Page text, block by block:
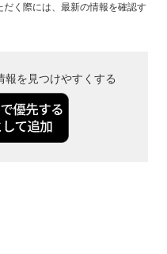
く際には、最新の情報を確認す
を見つけやすくする